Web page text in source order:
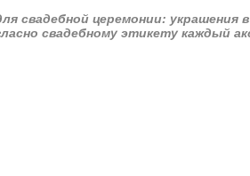
свадебной церемонии: украшения
свадебному этикету каждый